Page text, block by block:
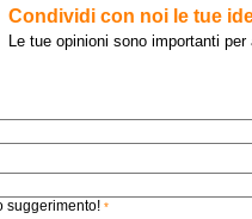
Condividi con noi le tue
Le tue opinioni sono importanti
suggerimento! *